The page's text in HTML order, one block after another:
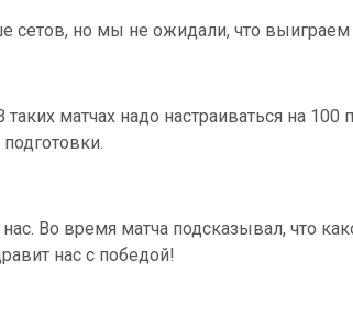
но мы не ожидали, что выиграем
матчах надо настраиваться на 100
Во время матча подсказывал, что
нас с победой!